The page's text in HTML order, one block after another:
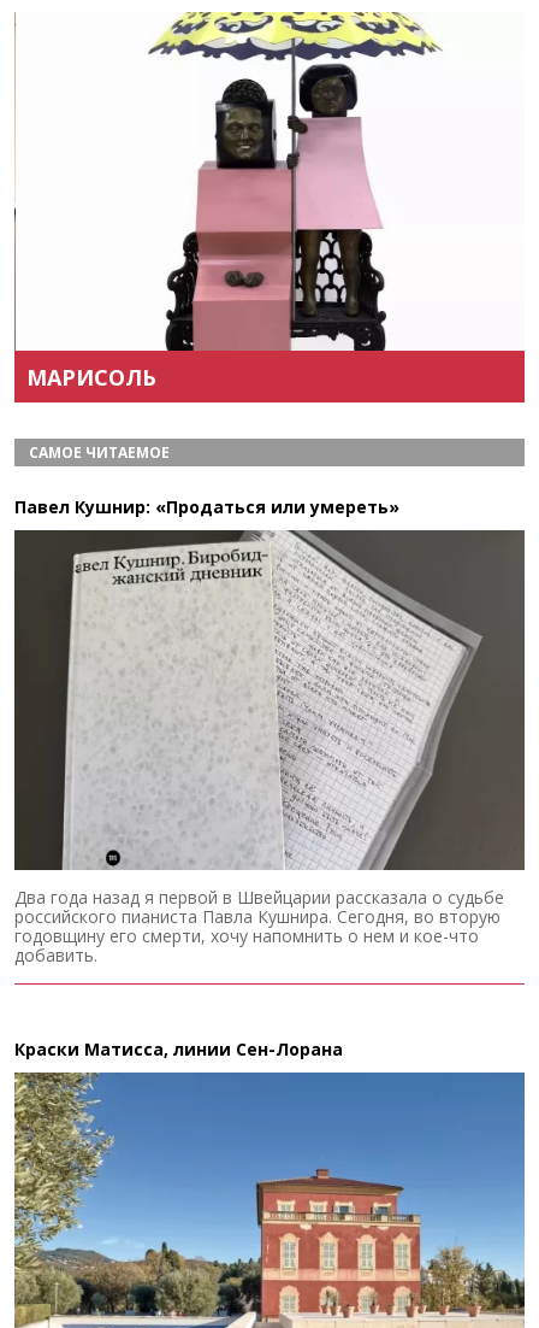
МАРИСОЛЬ
САМОЕ ЧИТАЕМОЕ
Павел Кушнир: «Продаться или умереть»
Два года назад я первой в Швейцарии рассказала о судьбе
российского пианиста Павла Кушнира. Сегодня, во вторую
годовщину его смерти, хочу напомнить о нем и кое-что
добавить.
Краски Матисса, линии Сен-Лорана